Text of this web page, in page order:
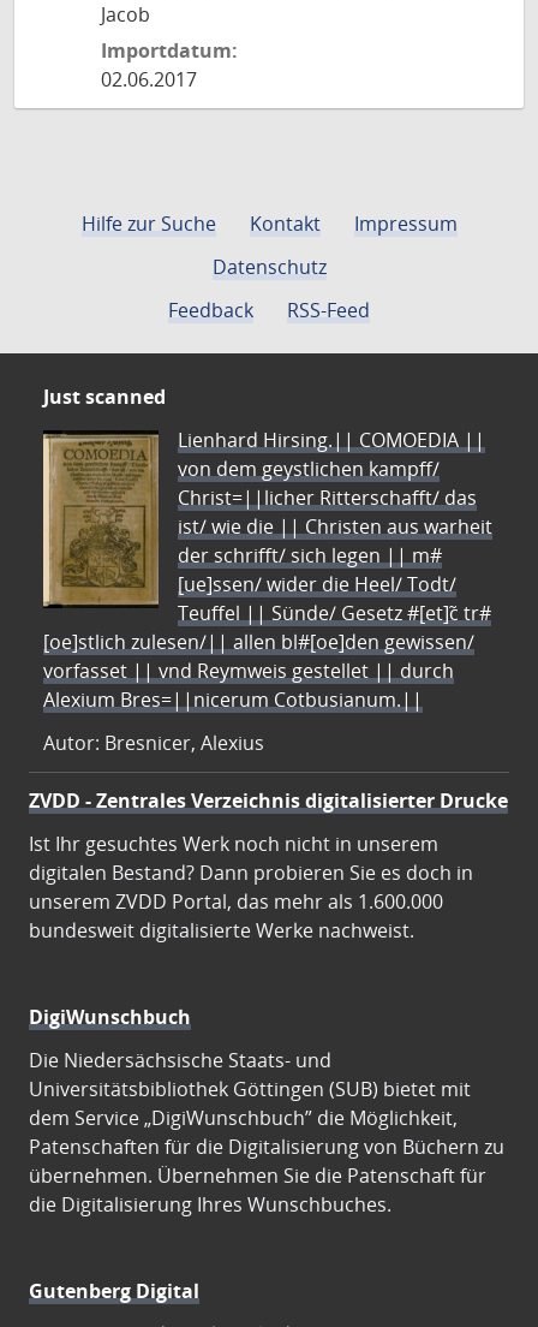
Jacob
Importdatum:
02.06.2017
Hilfe zur Suche Kontakt
Impressum
Datenschutz
Feedback
RSS-Feed
Just scanned
Lienhard Hirsing.|| COMOEDIA ||
von dem geystlichen kampff/
Christ=||licher Ritterschafft/ das
ist/ wie die || Christen aus warheit
der schrifft/ sich legen || m#
[ue]ssen/ wider die Heel/ Todt/
Teuffel || Sünde/ Gesetz #[et]c̃ tr#
[oe]stlich zulesen/|| allen bl#[oe]den gewissen/
vorfasset || vnd Reymweis gestellet || durch
Alexium Bres=||nicerum Cotbusianum.||
Autor: Bresnicer, Alexius
ZVDD - Zentrales Verzeichnis digitalisierter Drucke
Ist Ihr gesuchtes Werk noch nicht in unserem
digitalen Bestand? Dann probieren Sie es doch in
unserem ZVDD Portal, das mehr als 1.600.000
bundesweit digitalisierte Werke nachweist.
DigiWunschbuch
Die Niedersächsische Staats- und
Universitätsbibliothek Göttingen (SUB) bietet mit
dem Service „DigiWunschbuch” die Möglichkeit,
Patenschaften für die Digitalisierung von Büchern zu
übernehmen. Übernehmen Sie die Patenschaft für
die Digitalisierung Ihres Wunschbuches.
Gutenberg Digital